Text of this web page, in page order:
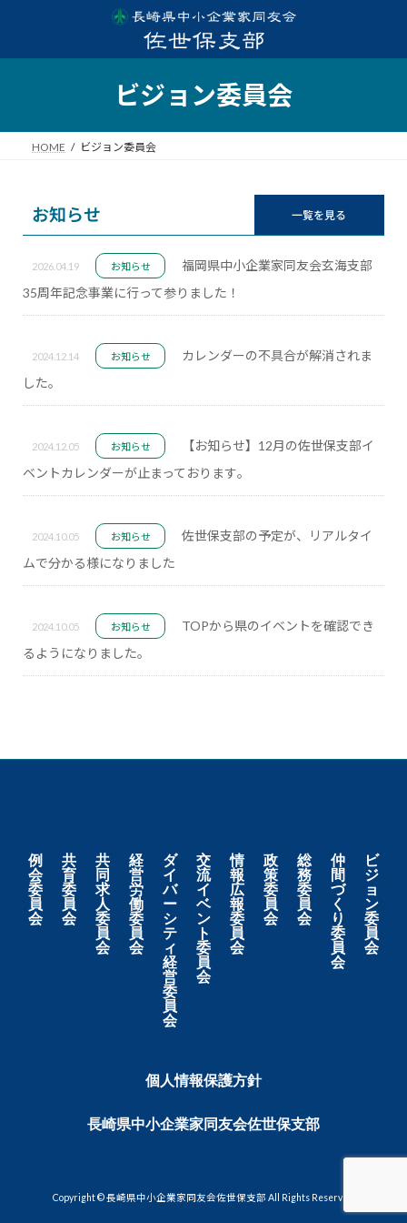
ビジョン委員会
HOME ビジョン委員会
お知らせ 一覧を見る
2026.04.19 お知らせ
福岡県中小企業家同友会玄海支部
35周年記念事業に行って参りました！
2024.12.14 お知らせ
カレンダーの不具合が解消されま
した。
2024.12.05 お知らせ
【お知らせ】12月の佐世保支部イ
ベントカレンダーが止まっております｡
2024.10.05 お知らせ
佐世保支部の予定が、リアルタイ
ムで分かる様になりました
2024.10.05 お知らせ
TOPから県のイベントを確認でき
るようになりました。
例
会
委
員
会
共
育
委
員
会
共
同
求
人
委
員
会
経
営
労
働
委
員
会
ダ
イ
バ
ー
シ
テ
ィ
経
営
委
員
会
交
流
イ
ベ
ン
ト
委
員
会
情
報
広
報
委
員
会
政
策
委
員
会
総
務
委
員
会
仲
間
づ
く
り
委
員
会
ビ
ジ
ョ
ン
委
員
会
個人情報保護方針
長崎県中小企業家同友会佐世保支部
Copyright © 長崎県中小企業家同友会佐世保支部 All Rights Reserved.